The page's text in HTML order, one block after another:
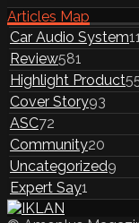
Articles Map
Car Audio System
Review581
Highlight Product
Cover Story93
ASC72
Community20
Uncategorized9
Expert Say1